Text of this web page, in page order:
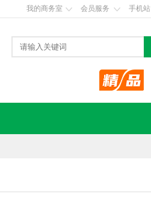
我的商务室 会员服务 手机站